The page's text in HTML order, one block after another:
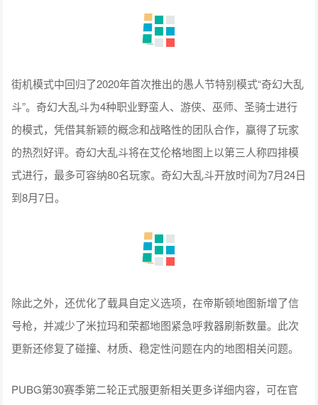
街机模式中回归了2020年首次推出的愚人节特别模式“奇幻大乱
斗”。奇幻大乱斗为4种职业野蛮人、游侠、巫师、圣骑士进行
的模式，凭借其新颖的概念和战略性的团队合作，赢得了玩家
的热烈好评。奇幻大乱斗将在艾伦格地图上以第三人称四排模
式进行，最多可容纳80名玩家。奇幻大乱斗开放时间为7月24日
到8月7日。
除此之外，还优化了载具自定义选项，在帝斯顿地图新增了信
号枪，并减少了米拉玛和荣都地图紧急呼救器刷新数量。此次
更新还修复了碰撞、材质、稳定性问题在内的地图相关问题。
PUBG第30赛季第二轮正式服更新相关更多详细内容，可在官